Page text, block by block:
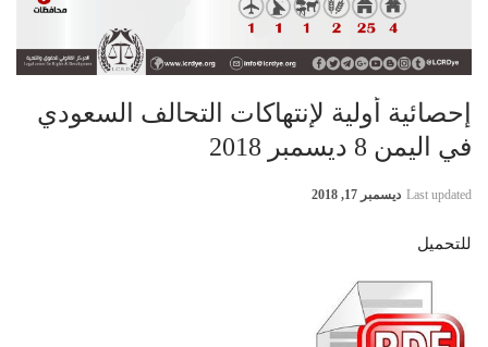
إحصائية أولية لإنتهاكات التحالف السعودي
في اليمن 8 ديسمبر 2018
Last updated ديسمبر 17, 2018
للتحميل